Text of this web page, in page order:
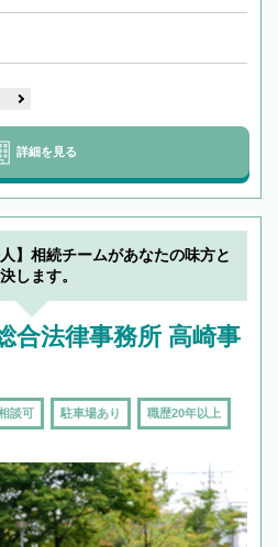
詳細を見る
】相続チームがあなたの味方と
します。
合法律事務所 高崎事
談可 駐車場あり 職歴20年以上